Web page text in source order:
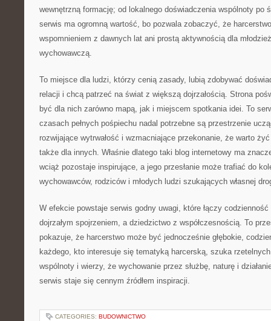
wewnętrzną formację; od lokalnego doświadczenia wspólnoty po
serwis ma ogromną wartość, bo pozwala zobaczyć, że
wspomnieniem z dawnych lat ani prostą aktywnością dla
wychowawczą.
To miejsce dla ludzi, którzy cenią zasady, lubią zdobywać
relacji i chcą patrzeć na świat z większą dojrzałością. Strona
być dla nich zarówno mapą, jak i miejscem spotkania idei. To
czasach pełnych pośpiechu nadal potrzebne są przestrzenie
rozwijające wytrwałość i wzmacniające przekonanie, że warto
także dla innych. Właśnie dlatego taki blog internetowy ma
wciąż pozostaje inspirujące, a jego przesłanie może trafiać do
wychowawców, rodziców i młodych ludzi szukających własnej
W efekcie powstaje serwis godny uwagi, które łączy
dojrzałym spojrzeniem, a dziedzictwo z współczesnością. To
pokazuje, że harcerstwo może być jednocześnie głębokie,
każdego, kto interesuje się tematyką harcerską, szuka
wspólnoty i wierzy, że wychowanie przez służbę, naturę i
serwis staje się cennym źródłem inspiracji.
CATEGORIES: BUDOWNICTWO